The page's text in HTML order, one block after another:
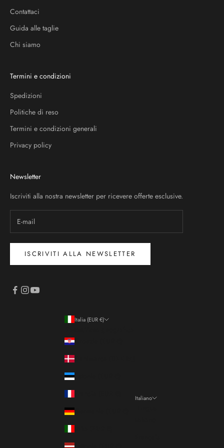
Contattaci
Guida alle taglie
Chi siamo
Termini e condizioni
Spedizioni
Politiche di reso
Termini e condizioni generali
Privacy policy
Newsletter
Iscriviti alla nostra newsletter per ricevere offerte esclusive.
ISCRIVITI ALLA NEWSLETTER
Italia (EUR €)
Croazia (EUR €)
Danimarca (DKK kr.)
Estonia (EUR €)
Francia (EUR €)
Germania (EUR €)
Italia (EUR €)
Lettonia (EUR €)
Italiano